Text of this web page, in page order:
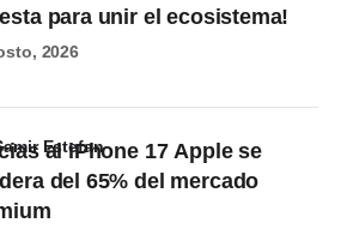
para unir el ecosistema!
2026
al iPhone 17 Apple se
del 65% del mercado
Estefan